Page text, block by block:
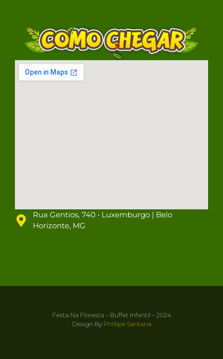
Rua Gentios, 740 • Luxemburgo | Belo
Horizonte, MG
Festa Na Floresta – Buffet Infantil – 2024
Design By Phillipe Santana